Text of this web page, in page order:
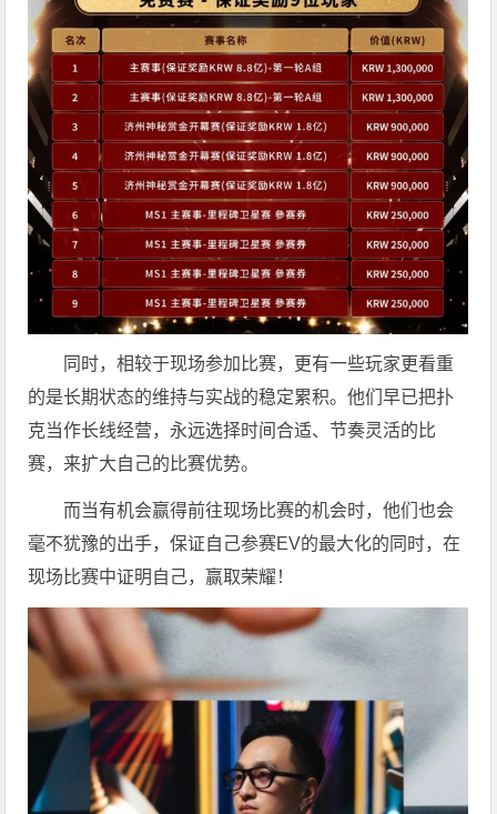
同时，相较于现场参加比赛，更有一些玩家更看重
的是长期状态的维持与实战的稳定累积。他们早已把扑
克当作长线经营，永远选择时间合适、节奏灵活的比
赛，来扩大自己的比赛优势。
而当有机会赢得前往现场比赛的机会时，他们也会
毫不犹豫的出手，保证自己参赛EV的最大化的同时，在
现场比赛中证明自己，赢取荣耀！